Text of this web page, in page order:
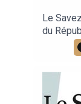
Le
du
ce que
par
réalisés